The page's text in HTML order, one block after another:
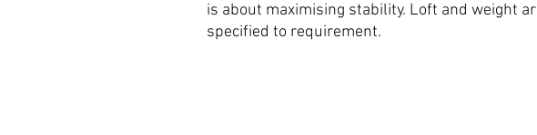
is about maximising stability. Loft and weight
specified to requirement.